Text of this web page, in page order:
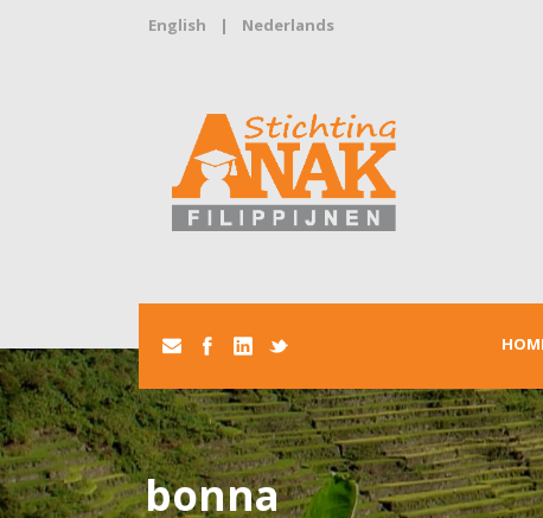
English | Nederlands
bonna